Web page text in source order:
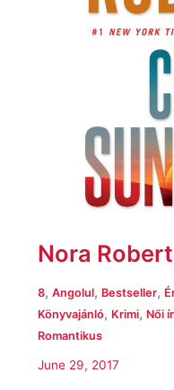
Nora
8, Angolul, Bestseller,
Könyvajánló, Krimi, Női
Romantikus
June 29, 2017